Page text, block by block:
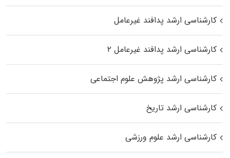
کارشناسی ارشد پدافند غیرعامل
کارشناسی ارشد پدافند غیرعامل ۲
کارشناسی ارشد پژوهش علوم اجتماعی
کارشناسی ارشد تاریخ
کارشناسی ارشد علوم ورزشی